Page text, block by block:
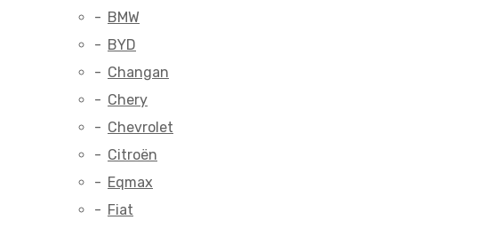
BMW
BYD
Changan
Chery
Chevrolet
Citroën
Eqmax
Fiat